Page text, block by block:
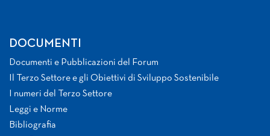
DOCUMENTI
Documenti e Pubblicazioni del Forum
Il Terzo Settore e gli Obiettivi di Sviluppo Sostenibile
I numeri del Terzo Settore
Leggi e Norme
Bibliografia